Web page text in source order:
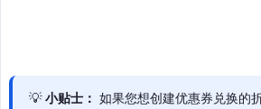
💡小贴士： 如果您想创建优惠券兑换的